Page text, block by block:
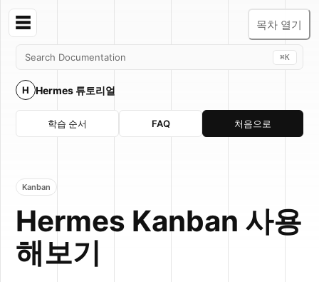
☰ 목차 열기
H Hermes 튜토리얼
Search Documentation ⌘K
학습 순서 FAQ 처음으로
Kanban
Hermes Kanban 사용
해보기